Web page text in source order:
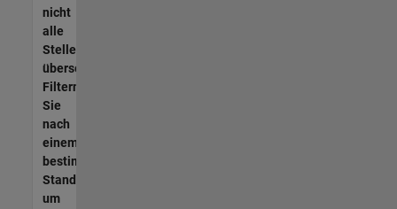
nicht
alle
Stellen
übersetzt.
Filtern
Sie
nach
einem
bestimmten
Standort,
um